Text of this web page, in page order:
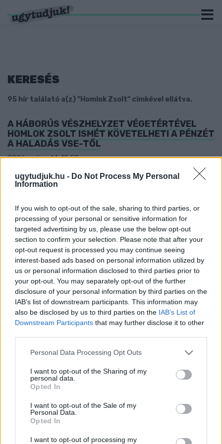
ugytudjuk.hu - Do Not Process My Personal
Information
If you wish to opt-out of the sale, sharing to third parties, or
processing of your personal or sensitive information for
targeted advertising by us, please use the below opt-out
section to confirm your selection. Please note that after your
opt-out request is processed you may continue seeing
interest-based ads based on personal information utilized by
us or personal information disclosed to third parties prior to
your opt-out. You may separately opt-out of the further
disclosure of your personal information by third parties on the
IAB’s list of downstream participants. This information may
also be disclosed by us to third parties on the IAB’s List of
Downstream Participants that may further disclose it to other
Please note that this website/app uses one or more Google
not limited to your visit or usage behaviour. You may click to
grant or deny consent to Google and its third-party tags to
use your data for below specified purposes in below Google
consent section.
Personal Data Processing Opt Outs
I want to opt-out of the Sharing of my
personal data.
Opted In
I want to opt-out of the Sale of my
Personal Data.
Opted In
I want to opt-out of processing my
KERESÉS
95 hír találató a(z) "Homlok Zsolt" cimkével ellátva.
A HÁBORÚS VÉSZHELYZET VÉGETÉRTÉVEL
HOMLOK ZSOLT ISMÉT KÖVETELHETI A PÉNZÉT
A HALADÁS VSE-TŐL
2026. május. 14. 10:59
egyesülettől van szó.
KLUBNÁL.”
2026. március. 06. 06:29
Összefognák a szombathelyi focit a Schäfer-testvérek, akik
egy családi beiglizés közben határozták el, hogy ha már
belekezdtek, akkor csinálják jól a klub alapítást.
LEX HALADÁS: A HOMLOK ZRT. NEM TUDJA
ELVINNI A SPORTEGYESÜLET ÁLLAMI
TÁMOGATÁSÁT
2026. február. 09. 22:55
Hiába akarja érvényesíteni a kölcsönadott 200 millió forint és
kamatainak visszafizetését a cég, az állam védőpajzsot
FELSZÁMOLÁS ALATT ÁLL A HOMLOK ZRT.
2026. január. 12. 10:03
A Homlok Építőipari Kft. került felszámolás alá.
CÉG ELKEZDTE VISSZAKÉRNI A KORÁBBI
KÖLCSÖNEIT, A HALADÁS VSE IS ÉRINTETT
200 millió forint lóg a levegőben.